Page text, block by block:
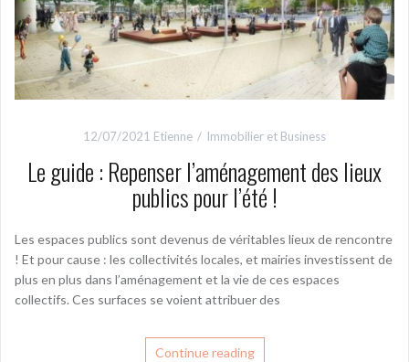
12/07/2021 Etienne Immobilier et Business
Le guide : Repenser l’aménagement des lieux
publics pour l’été !
Les espaces publics sont devenus de véritables lieux de rencontre
! Et pour cause : les collectivités locales, et mairies investissent de
plus en plus dans l’aménagement et la vie de ces espaces
collectifs. Ces surfaces se voient attribuer des
Continue reading